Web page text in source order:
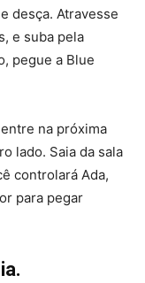
desça. Atravesse
e suba pela
pegue a Blue
na próxima
lado. Saia da sala
controlará Ada,
para pegar